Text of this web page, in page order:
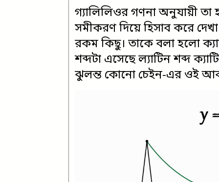
গ্যালিলিওর গণনা অনুযায়ী তা
সমীকরণ দিয়ে হিসাব করে
রকম কিছু। তাকে বলা হলো
শব্দটা এসেছে ল্যাটিন শব্দ
ঝুলন্ত কোনো চেইন-এর ওই